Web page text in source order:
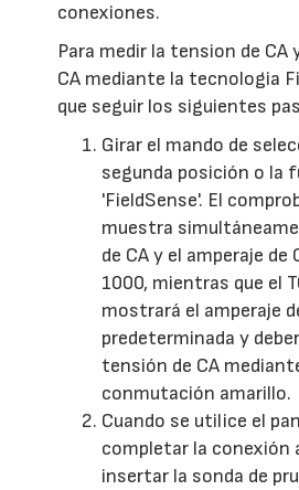
conexiones.
Para medir la tension de CA
CA mediante la tecnologia
que seguir los siguientes
Girar el mando de
segunda posición o la
'FieldSense'. El
muestra
de CA y el amperaje de
1000, mientras que el
mostrará el amperaje
predeterminada y
tensión de CA
conmutación amarillo.
Cuando se utilice el
completar la conexión
insertar la sonda de